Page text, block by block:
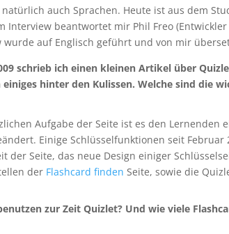
auch Sprachen. Heute ist aus dem
Interview beantwortet mir Phil Freo
auf Englisch geführt und von mir
schrieb ich einen kleinen Artikel über
hinter den Kulissen. Welche sind die
Aufgabe der Seite ist es den Lernenden
Einige Schlüsselfunktionen seit
der Seite, das neue Design einiger
der Flashcard finden Seite, sowie die
zur Zeit Quizlet? Und wie viele